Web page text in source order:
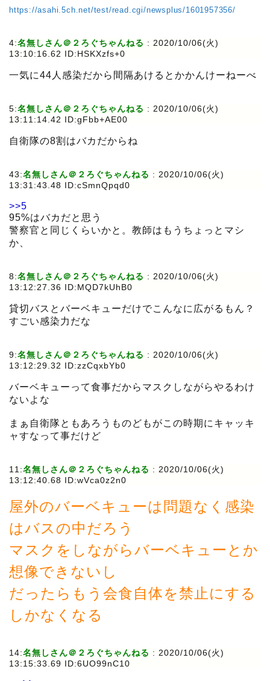
https://asahi.5ch.net/test/read.cgi/newsplus/1601957356/
4:名無しさん＠２ろぐちゃんねる : 2020/10/06(火)
13:10:16.62 ID:HSKXzfs+0
一気に44人感染だから間隔あけるとかかんけーねーべ
5:名無しさん＠２ろぐちゃんねる : 2020/10/06(火)
13:11:14.42 ID:gFbb+AE00
自衛隊の8割はバカだからね
43:名無しさん＠２ろぐちゃんねる : 2020/10/06(火)
13:31:43.48 ID:cSmnQpqd0
>>5
95%はバカだと思う
警察官と同じくらいかと。教師はもうちょっとマシ
か、
8:名無しさん＠２ろぐちゃんねる : 2020/10/06(火)
13:12:27.36 ID:MQD7kUhB0
貸切バスとバーベキューだけでこんなに広がるもん？
すごい感染力だな
9:名無しさん＠２ろぐちゃんねる : 2020/10/06(火)
13:12:29.32 ID:zzCqxbYb0
バーベキューって食事だからマスクしながらやるわけ
ないよな
まぁ自衛隊ともあろうものどもがこの時期にキャッキ
ャすなって事だけど
11:名無しさん＠２ろぐちゃんねる : 2020/10/06(火)
13:12:40.68 ID:wVca0z2n0
屋外のバーベキューは問題なく感染
はバスの中だろう
マスクをしながらバーベキューとか
想像できないし
だったらもう会食自体を禁止にする
しかなくなる
14:名無しさん＠２ろぐちゃんねる : 2020/10/06(火)
13:15:33.69 ID:6UO99nC10